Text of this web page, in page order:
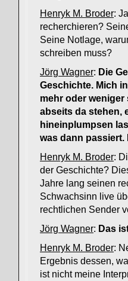
Henryk M. Broder:
recherchieren?
Seine Notlage,
schreiben muss?
Jörg Wagner: Die
Geschichte. Mich
mehr oder
abseits da stehen,
hineinplumpsen
was dann
Henryk M. Broder:
der Geschichte?
Jahre lang seinen
Schwachsinn live
rechtlichen Sender
Jörg Wagner: Das
Henryk M. Broder:
Ergebnis dessen,
ist nicht meine